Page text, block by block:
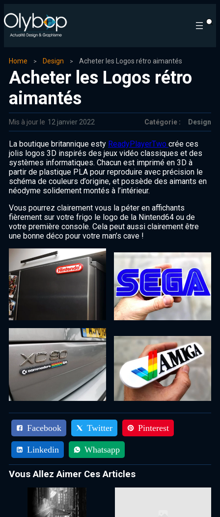
Home Design Acheter les Logos rétro aimantés
Acheter les Logos rétro
aimantés
Mis à jour le 12 janvier 2022 Catégorie : Design
La boutique britannique esty ReadyPlayerTwo crée ces
jolis logos 3D inspirés des jeux vidéo classiques et des
systèmes informatiques. Chacun est imprimé en 3D à
partir de plastique PLA pour reproduire avec précision le
schéma de couleurs d’origine, et possède des aimants en
néodyme solidement montés à l’intérieur.
Vous pourrez clairement vous la péter en affichants
fièrement sur votre frigo le logo de la Nintend64 ou de
votre première console. Cela peut aussi clairement être
une bonne déco pour votre man’s cave !
Facebook Twitter Pinterest
Linkedin Whatsapp
Vous Allez Aimer Ces Articles